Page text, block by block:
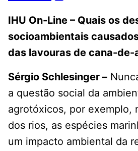
IHU On-Line – Quais os
socioambientais
das lavouras de cana-de-
Sérgio Schlesinger –
a questão social da
agrotóxicos, por exemplo,
dos rios, as espécies
um impacto ambiental da